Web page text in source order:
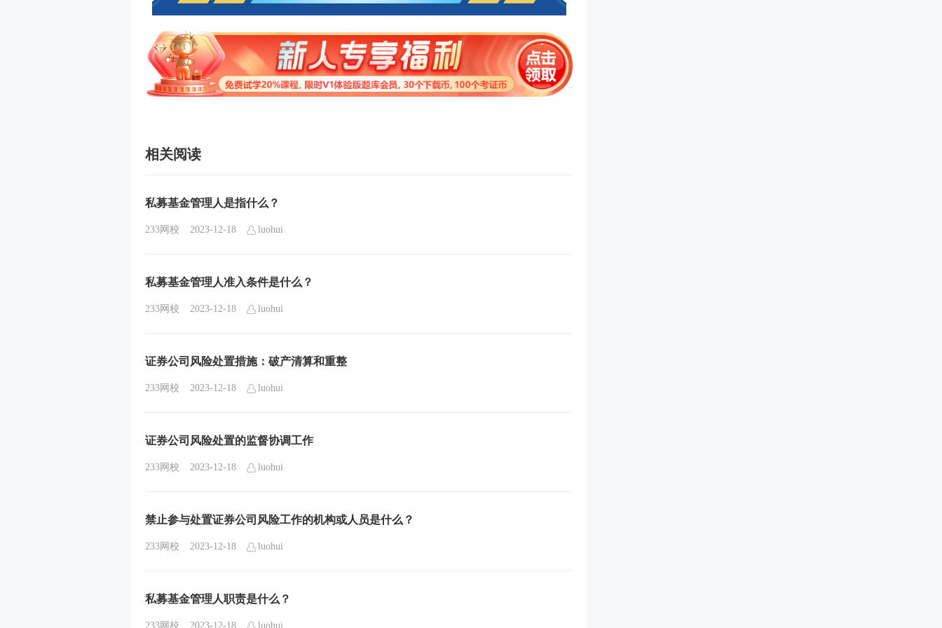
相关阅读
私募基金管理人是指什么？
233网校 2023-12-18 luohui
私募基金管理人准入条件是什么？
233网校 2023-12-18 luohui
证券公司风险处置措施：破产清算和重整
233网校 2023-12-18 luohui
证券公司风险处置的监督协调工作
233网校 2023-12-18 luohui
禁止参与处置证券公司风险工作的机构或人员是什么？
233网校 2023-12-18 luohui
私募基金管理人职责是什么？
233网校 2023-12-18 luohui